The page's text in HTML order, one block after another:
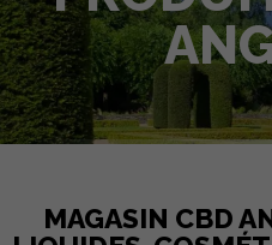
MAGASIN CBD